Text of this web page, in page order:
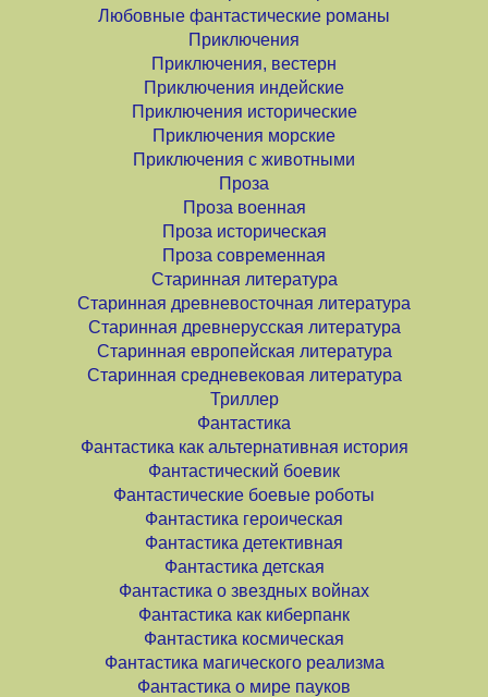
Любовные фантастические романы
Приключения
Приключения, вестерн
Приключения индейские
Приключения исторические
Приключения морские
Приключения с животными
Проза
Проза военная
Проза историческая
Проза современная
Старинная литература
Старинная древневосточная литература
Старинная древнерусская литература
Старинная европейская литература
Старинная средневековая литература
Триллер
Фантастика
Фантастика как альтернативная история
Фантастический боевик
Фантастические боевые роботы
Фантастика героическая
Фантастика детективная
Фантастика детская
Фантастика о звездных войнах
Фантастика как киберпанк
Фантастика космическая
Фантастика магического реализма
Фантастика о мире пауков